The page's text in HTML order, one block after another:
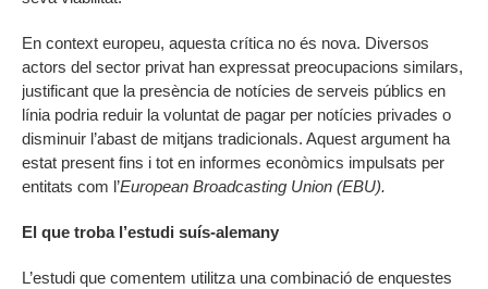
En context europeu, aquesta crítica no és nova. Diversos
actors del sector privat han expressat preocupacions similars,
justificant que la presència de notícies de serveis públics en
línia podria reduir la voluntat de pagar per notícies privades o
disminuir l’abast de mitjans tradicionals. Aquest argument ha
estat present fins i tot en informes econòmics impulsats per
entitats com l’European Broadcasting Union (EBU).
El que troba l’estudi suís-alemany
L’estudi que comentem utilitza una combinació de enquestes